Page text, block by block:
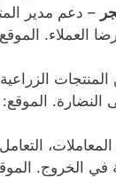
– دعم مدير
العملاء.
النضارة. الموقع:
الخروج.